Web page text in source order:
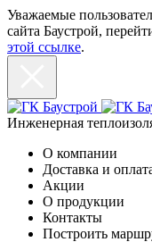
Уважаемые
сайта Баустрой,
этой ссылке.
Инженерная
О компании
Доставка и
Акции
О продукции
Контакты
Построить